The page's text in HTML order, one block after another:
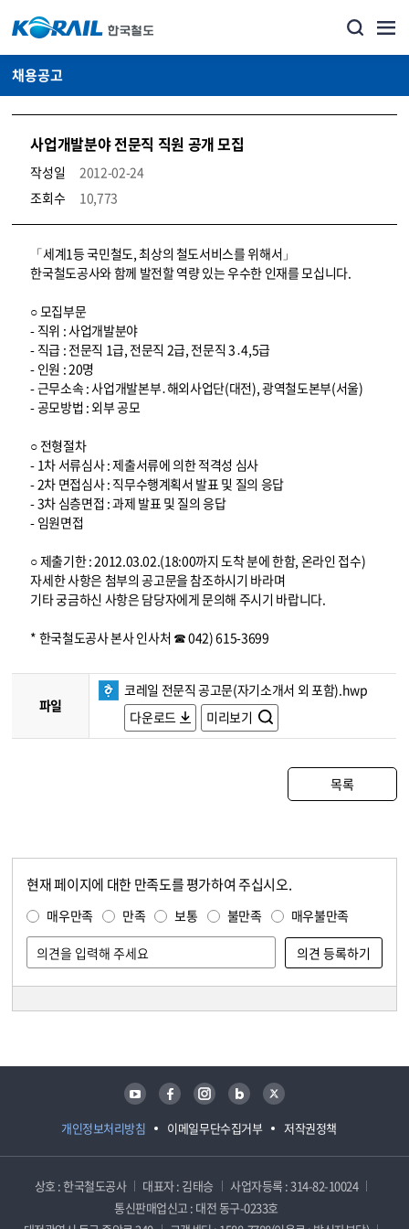
채용공고
사업개발분야 전문직 직원 공개 모집
작성일
2012-02-24
조회수
10,773
코레일소개_경영공시_채용공고 상세보기 – 내용, 파일, 담당자 연락처로 구성
「세계1등 국민철도, 최상의 철도서비스를 위해서」
한국철도공사와 함께 발전할 역량 있는 우수한 인재를 모십니다.
○ 모집부문
- 직위 : 사업개발분야
- 직급 : 전문직 1급, 전문직 2급, 전문직 3․4,5급
- 인원 : 20명
- 근무소속 : 사업개발본부․해외사업단(대전), 광역철도본부(서울)
- 공모방법 : 외부 공모
○ 전형절차
- 1차 서류심사 : 제출서류에 의한 적격성 심사
- 2차 면접심사 : 직무수행계획서 발표 및 질의 응답
- 3차 심층면접 : 과제 발표 및 질의 응답
- 임원면접
○ 제출기한 : 2012.03.02.(18:00까지 도착 분에 한함, 온라인 접수)
자세한 사항은 첨부의 공고문을 참조하시기 바라며
기타 궁금하신 사항은 담당자에게 문의해 주시기 바랍니다.
* 한국철도공사 본사 인사처 ☎ 042) 615-3699
파일
코레일 전문직 공고문(자기소개서 외 포함).hwp
다운로드
미리보기
목록
현재 페이지에 대한 만족도를 평가하여 주십시오.
매우만족 만족 보통 불만족 매우불만족
개인정보처리방침 이메일무단수집거부 저작권정책
유튜브 페이스북 인스타그램 블로그 트위터
상호 : 한국철도공사 대표자 : 김태승
사업자등록 : 314-82-10024
통신판매업신고 : 대전 동구-0233호